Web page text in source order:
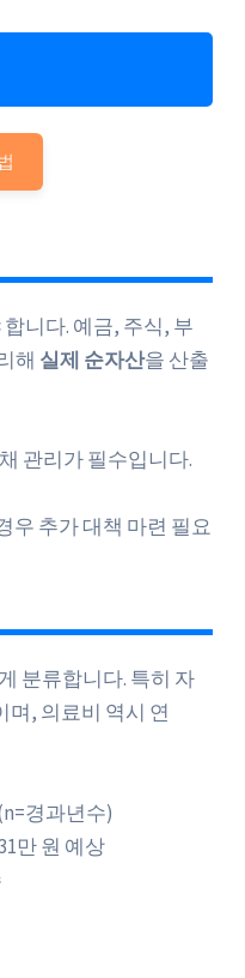
니다. 예금, 주식, 부
해 실제 순자산을 산출
관리가 필수입니다.
우 추가 대책 마련 필요
분류합니다. 특히 자
며, 의료비 역시 연
경과년수)
만 원 예상